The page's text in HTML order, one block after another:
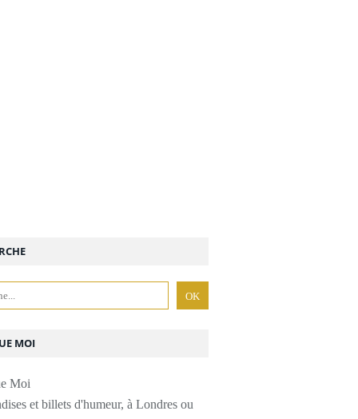
MOI
et billets d'humeur, à Londres ou